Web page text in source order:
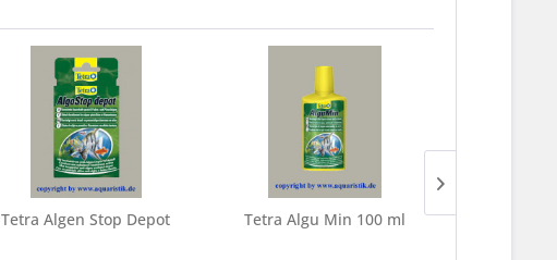
Tetra Algen Stop Depot Tetra Algu Min 100 ml